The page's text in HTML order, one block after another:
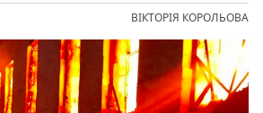
ВІКТОРІЯ КОРОЛЬОВА